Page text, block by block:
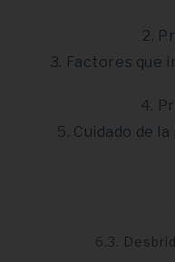
2.
3. Factores que
4.
5. Cuidado de
6.3.